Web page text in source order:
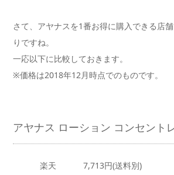
さて、アヤナスを1番お得に購入できる店
りですね。
一応以下に比較しておきます。
※価格は2018年12月時点でのものです。
アヤナス ローション コンセント
楽天
7,713円(送料別)